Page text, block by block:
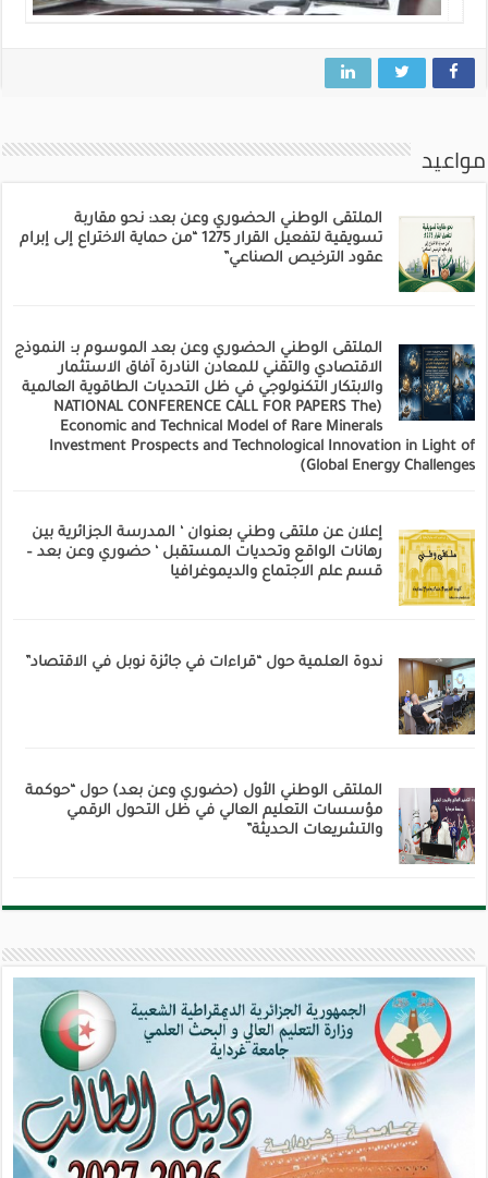
مواعيد
الملتقى الوطني الحضوري وعن بعد: نحو مقاربة
تسويقية لتفعيل القرار 1275 “من حماية الاختراع إلى إبرام
عقود الترخيص الصناعي”
الملتقى الوطني الحضوري وعن بعد الموسوم بـ: النموذج
الاقتصادي والتقني للمعادن النادرة آفاق الاستثمار
والابتكار التكنولوجي في ظل التحديات الطاقوية العالمية
(NATIONAL CONFERENCE CALL FOR PAPERS The
Economic and Technical Model of Rare Minerals
Investment Prospects and Technological Innovation in Light of
Global Energy Challenges)
إعلان عن ملتقى وطني بعنوان ‘ المدرسة الجزائرية بين
رهانات الواقع وتحديات المستقبل ‘ حضوري وعن بعد –
قسم علم الاجتماع والديموغرافيا
ندوة العلمية حول “قراءات في جائزة نوبل في الاقتصاد”
الملتقى الوطني الأول (حضوري وعن بعد) حول “حوكمة
مؤسسات التعليم العالي في ظل التحول الرقمي
والتشريعات الحديثة”